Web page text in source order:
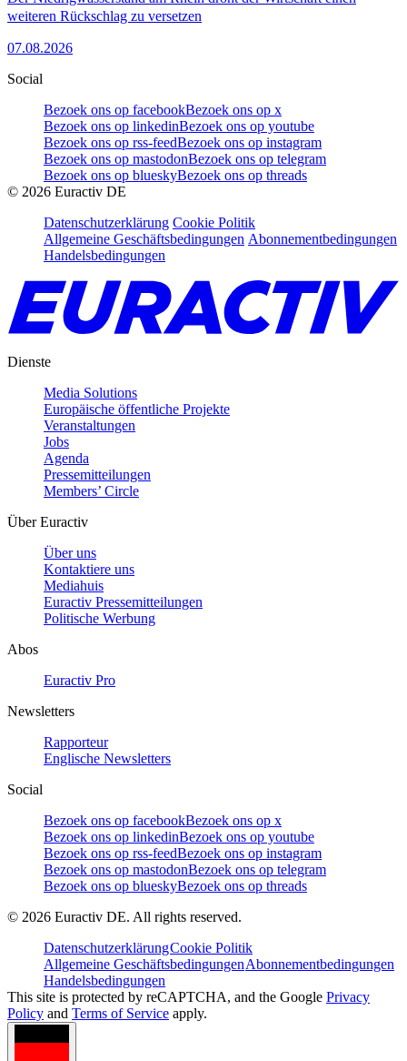
weiteren Rückschlag zu versetzen
07.08.2026
Social
Bezoek ons op facebookBezoek ons op x
Bezoek ons op linkedinBezoek ons op youtube
Bezoek ons op rss-feedBezoek ons op instagram
Bezoek ons op mastodonBezoek ons op telegram
Bezoek ons op blueskyBezoek ons op threads
© 2026 Euractiv DE
Datenschutzerklärung Cookie Politik
Allgemeine Geschäftsbedingungen Abonnementbedingungen
Handelsbedingungen
Dienste
Media Solutions
Europäische öffentliche Projekte
Veranstaltungen
Jobs
Agenda
Pressemitteilungen
Members’ Circle
Über Euractiv
Über uns
Kontaktiere uns
Mediahuis
Euractiv Pressemitteilungen
Politische Werbung
Abos
Euractiv Pro
Newsletters
Rapporteur
Englische Newsletters
Social
Bezoek ons op facebookBezoek ons op x
Bezoek ons op linkedinBezoek ons op youtube
Bezoek ons op rss-feedBezoek ons op instagram
Bezoek ons op mastodonBezoek ons op telegram
Bezoek ons op blueskyBezoek ons op threads
© 2026 Euractiv DE. All rights reserved.
DatenschutzerklärungCookie Politik
Allgemeine GeschäftsbedingungenAbonnementbedingungen
Handelsbedingungen
This site is protected by reCAPTCHA, and the Google Privacy
Policy and Terms of Service apply.